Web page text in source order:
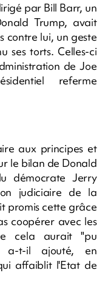
par Bill Barr, un
Trump, avait
contre lui, un geste
ses torts. Celles-ci
de Joe
referme
aux principes et
le bilan de Donald
démocrate Jerry
judiciaire de la
promis cette grâce
coopérer avec les
cela aurait "pu
a-t-il ajouté, en
affaiblit l'Etat de